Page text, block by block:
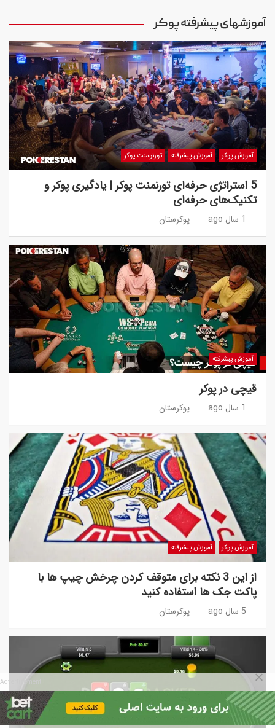
آموزشهای پیشرفته پوکر
آموزش پوکر آموزش پیشرفته تورنومنت پوکر
5 استراتژی حرفه‌ای تورنمنت پوکر | یادگیری پوکر و
تکنیک‌های حرفه‌ای
1 سال ago پوکرستان
آموزش پیشرفته
قیچی در پوکر
1 سال ago پوکرستان
آموزش پوکر آموزش پیشرفته
از این 3 نکته برای متوقف کردن چرخش چیپ ها با
پاکت جک ها استفاده کنید
5 سال ago پوکرستان
Advertisement